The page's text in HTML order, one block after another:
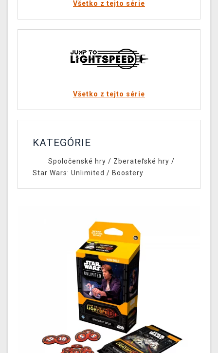
Všetko z tejto série
Všetko z tejto série
KATEGÓRIE
Spoločenské hry / Zberateľské hry /
Star Wars: Unlimited / Boostery